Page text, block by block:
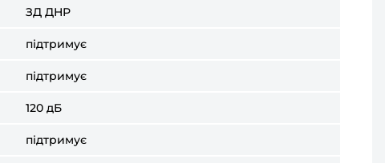
ЗД ДНР
підтримує
підтримує
120 дБ
підтримує